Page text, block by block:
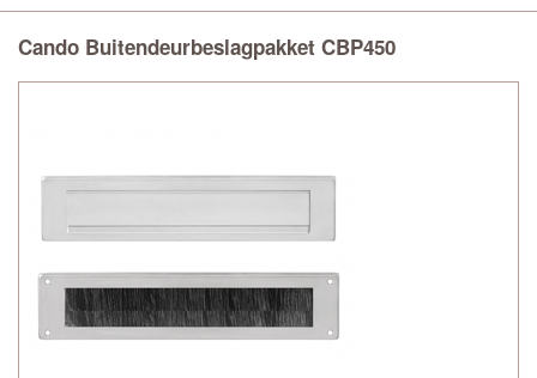
Cando Buitendeurbeslagpakket CBP450